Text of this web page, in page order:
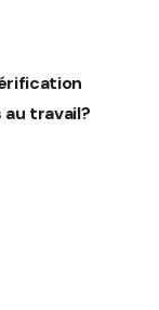
travail?